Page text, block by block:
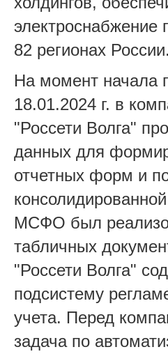
электроснабжение
82 регионах России.
На момент начала
18.01.2024 г. в
"Россети Волга"
данных для
отчетных форм и
МСФО был
табличных
"Россети Волга"
подсистему
учета. Перед
задача по